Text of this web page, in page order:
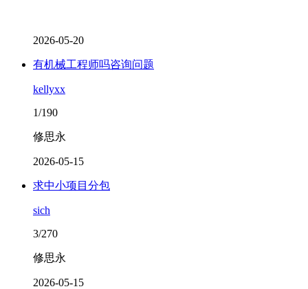
2026-05-20
有机械工程师吗咨询问题
kellyxx
1/190
修思永
2026-05-15
求中小项目分包
sich
3/270
修思永
2026-05-15